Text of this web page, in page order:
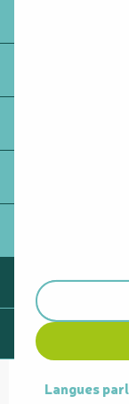
Langues
Langues